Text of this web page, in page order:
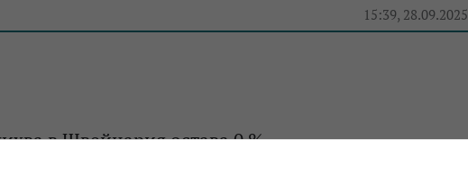
15:39, 28.09.2025
в Швейцария остава 0 %